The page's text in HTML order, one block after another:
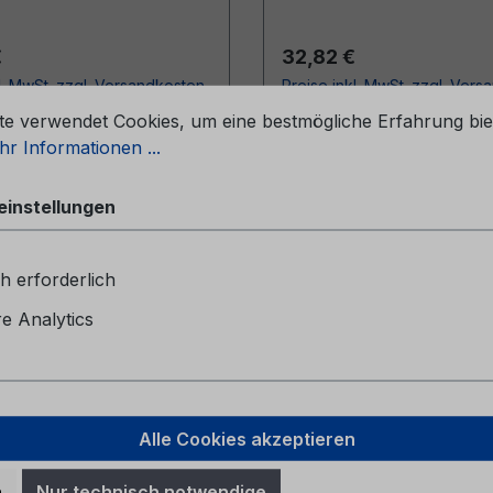
Preis:
MwSt. zzgl. Versandkosten
den Warenkorb
Regulärer Preis:
32,82 €
Preise inkl. MwSt. zzgl.
SYNC 3
verwendet Cookies, um eine bestmögliche Erfahrung
Informationen ...
erforderlich
Analytics
Alle Cookies akzeptieren